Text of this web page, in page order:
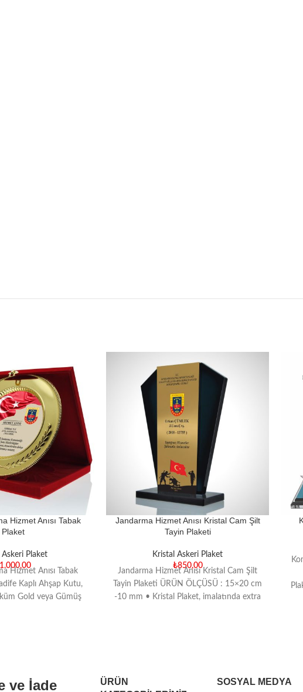
Hizmet Anısı Tabak
Plaket
Askeri Plaket
1.000,00
Hizmet Anısı Tabak
Kaplı Ahşap Kutu,
Gold veya Gümüş
Jandarma Hizmet Anısı Kristal Cam Şilt
Tayin Plaketi
Kristal Askeri Plaket
₺850,00
Jandarma Hizmet Anısı Kristal Cam Şilt
Tayin Plaketi ÜRÜN ÖLÇÜSÜ : 15×20 cm
-10 mm • Kristal Plaket, imalatında extra
ve İade
ÜRÜN
SOSYAL MEDYA